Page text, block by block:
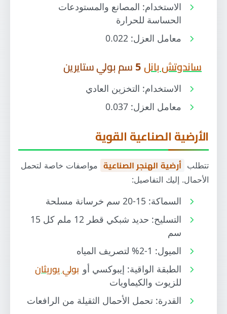
الاستخدام: المصانع والمستودعات
الحساسة للحرارة
معامل العزل: 0.022
ساندوتش بانل 5 سم بولي ستايرين
الاستخدام: التخزين العادي
معامل العزل: 0.037
الأرضية الصناعية القوية
تتطلب أرضية الهنجر الصناعية مواصفات خاصة لتحمل
الأحمال. إليك التفاصيل:
السماكة: 15-20 سم خرسانة مسلحة
التسليح: حديد شبكي قطر 12 ملم كل 15
سم
الميول: 1-2% لتصريف المياه
الطبقة الواقية: إيبوكسي أو بولي يوريثان
للزيوت والكيماويات
القدرة: تحمل الأحمال الثقيلة من الرافعات